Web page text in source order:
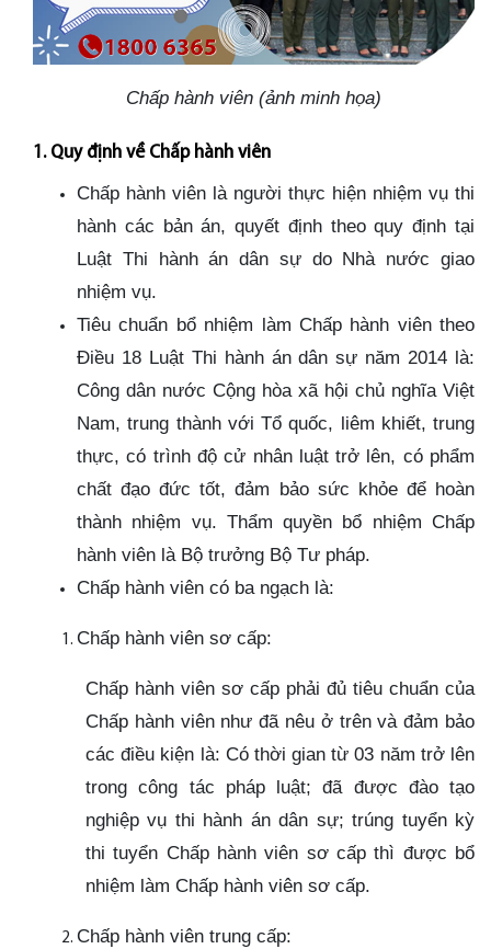
Chấp hành viên (ảnh minh họa)
1. Quy định về Chấp hành viên
Chấp hành viên là người thực hiện nhiệm vụ thi
hành các bản án, quyết định theo quy định tại
Luật Thi hành án dân sự do Nhà nước giao
nhiệm vụ.
Tiêu chuẩn bổ nhiệm làm Chấp hành viên theo
Điều 18 Luật Thi hành án dân sự năm 2014 là:
Công dân nước Cộng hòa xã hội chủ nghĩa Việt
Nam, trung thành với Tổ quốc, liêm khiết, trung
thực, có trình độ cử nhân luật trở lên, có phẩm
chất đạo đức tốt, đảm bảo sức khỏe để hoàn
thành nhiệm vụ. Thẩm quyền bổ nhiệm Chấp
hành viên là Bộ trưởng Bộ Tư pháp.
Chấp hành viên có ba ngạch là:
Chấp hành viên sơ cấp:
Chấp hành viên sơ cấp phải đủ tiêu chuẩn của
Chấp hành viên như đã nêu ở trên và đảm bảo
các điều kiện là: Có thời gian từ 03 năm trở lên
trong công tác pháp luật; đã được đào tạo
nghiệp vụ thi hành án dân sự; trúng tuyển kỳ
thi tuyển Chấp hành viên sơ cấp thì được bổ
nhiệm làm Chấp hành viên sơ cấp.
Chấp hành viên trung cấp: